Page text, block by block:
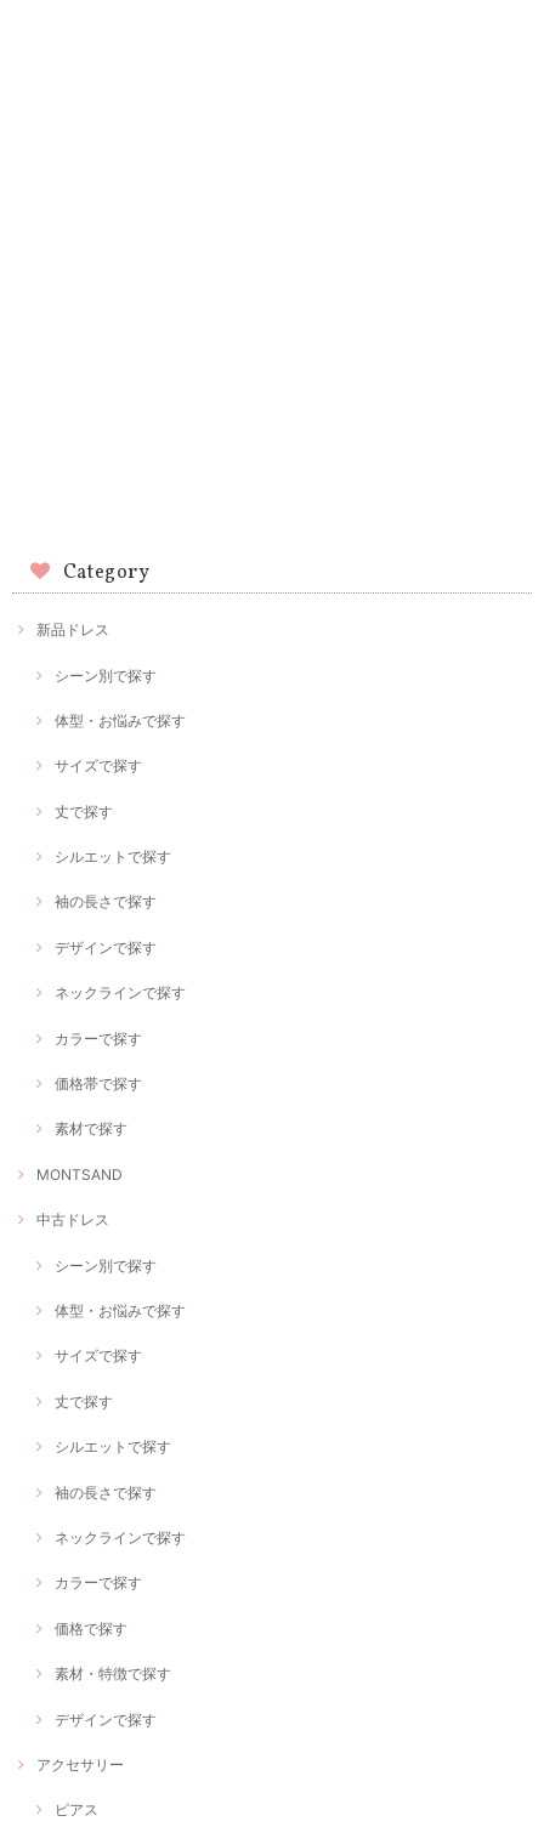
Category
新品ドレス
シーン別で探す
体型・お悩みで探す
サイズで探す
丈で探す
シルエットで探す
袖の長さで探す
デザインで探す
ネックラインで探す
カラーで探す
価格帯で探す
素材で探す
MONTSAND
中古ドレス
シーン別で探す
体型・お悩みで探す
サイズで探す
丈で探す
シルエットで探す
袖の長さで探す
ネックラインで探す
カラーで探す
価格で探す
素材・特徴で探す
デザインで探す
アクセサリー
ピアス